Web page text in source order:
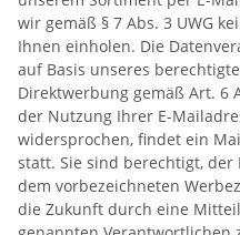
wir gemäß § 7 Abs. 3 UWG
Ihnen einholen. Die
auf Basis unseres
Direktwerbung gemäß Art. 6
der Nutzung Ihrer E-
widersprochen, findet ein
statt. Sie sind berechtigt,
dem vorbezeichneten
die Zukunft durch eine